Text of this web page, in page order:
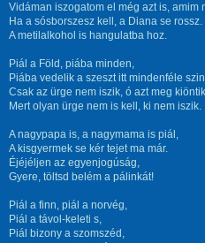
Vidáman iszogatom el még azt is, amim
Ha a sósborszesz kell, a Diana se rossz.
A metilalkohol is hangulatba hoz.
Piál a Föld, piába minden,
Piába vedelik a szeszt itt mindenféle
Csak az ürge nem iszik, ó azt meg
Mert olyan ürge nem is kell, ki nem iszik.
A nagypapa is, a nagymama is piál,
A kisgyermek se kér tejet ma már.
Éjéjéljen az egyenjogúság,
Gyere, töltsd belém a pálinkát!
Piál a finn, piál a norvég,
Piál a távol-keleti s,
Piál bizony a szomszéd,